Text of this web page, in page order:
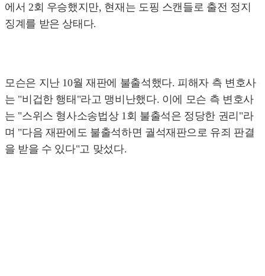
에서 2회 우승했지만, 현재는 도핑 스캔들로 출전 정지
징계를 받은 상태다.
모슨은 지난 10월 재판에 불출석했다. 피해자 측 변호사
는 "비겁한 행태"라고 맹비난했다. 이에 모슨 측 변호사
는 "스위스 형사소송법상 1회 불출석은 정당한 권리"라
며 "다음 재판에도 불출석하면 궐석재판으로 유죄 판결
을 받을 수 있다"고 맞섰다.